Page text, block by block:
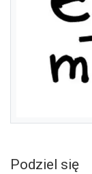
Podziel się